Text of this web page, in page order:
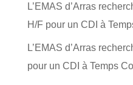
L’EMAS d’Arras
H/F pour un CDI à
L’EMAS d’Arras
pour un CDI à Temps